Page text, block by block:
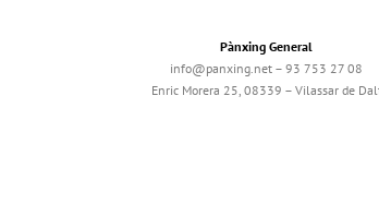
Pànxing General
info@panxing.net – 93 753 27 08
Enric Morera 25, 08339 – Vilassar de